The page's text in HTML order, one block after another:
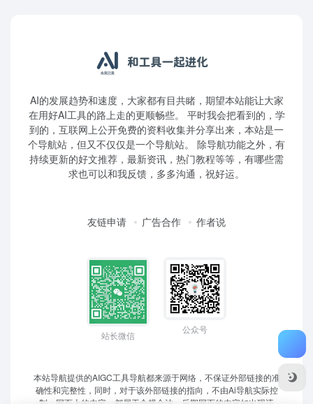
AI的发展趋势和速度，大家都有目共睹，期望本站能让大家
在用好AI工具的路上走的更顺畅些。 平时我会把看到的，学
到的，互联网上公开免费的资料收集并分享出来，本站是一
个导航站，但又不仅仅是一个导航站。 除导航功能之外，有
持续更新的好文推荐，最新资讯，热门教程等等，有哪些需
求也可以和我反馈，多多沟通，祝好运。
友链申请 广告合作 作者说
站长微信
公众号
本站导航提供的AIGC工具导航都来源于网络，不保证外部链接的准
确性和完整性，同时，对于该外部链接的指向，不由Ai导航实际控